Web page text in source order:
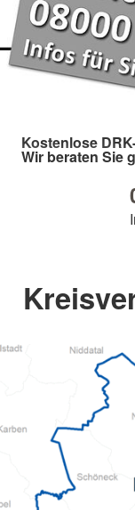
Kostenlose
Wir beraten Sie